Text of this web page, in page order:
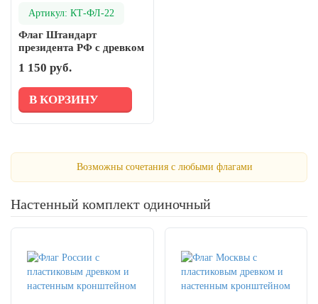
Артикул: КТ-ФЛ-22
Флаг Штандарт
президента РФ с древком
1 150 руб.
В КОРЗИНУ
Возможны сочетания с любыми флагами
Настенный комплект одиночный